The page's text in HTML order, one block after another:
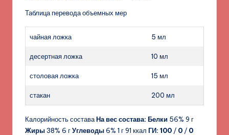
Таблица перевода объемных мер
чайная ложка 5 мл
десертная ложка 10 мл
столовая ложка 15 мл
стакан 200 мл
Калорийность составаНа вес состава: Белки 56% 9 г
Жиры38% 6 гУглеводы6% 1 г 91 ккал ГИ: 100 / 0 / 0